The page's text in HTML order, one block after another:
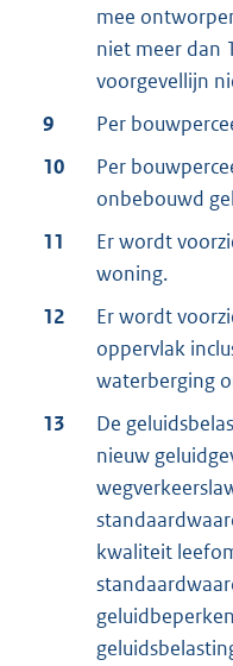
mee
niet meer dan
voorgevellijn
9
Per
10
Per
onbebouwd
11
Er wordt
woning.
12
Er wordt
oppervlak
waterberging
13
De
nieuw
kwaliteit